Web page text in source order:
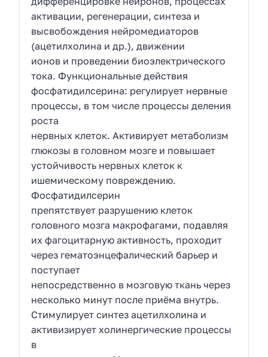
активации, регенерации, синтеза и
высвобождения нейромедиаторов
(ацетилхолина и др.), движении
ионов и проведении биоэлектрического
тока. Функциональные действия
фосфатидилсерина: регулирует нервные
процессы, в том числе процессы деления
роста
нервных клеток. Активирует метаболизм
глюкозы в головном мозге и повышает
устойчивость нервных клеток к
ишемическому повреждению.
Фосфатидилсерин
препятствует разрушению клеток
головного мозга макрофагами, подавляя
их фагоцитарную активность, проходит
через гематоэнцефалический барьер и
поступает
непосредственно в мозговую ткань через
несколько минут после приёма внутрь.
Стимулирует синтез ацетилхолина и
активизирует холинергические процессы
в